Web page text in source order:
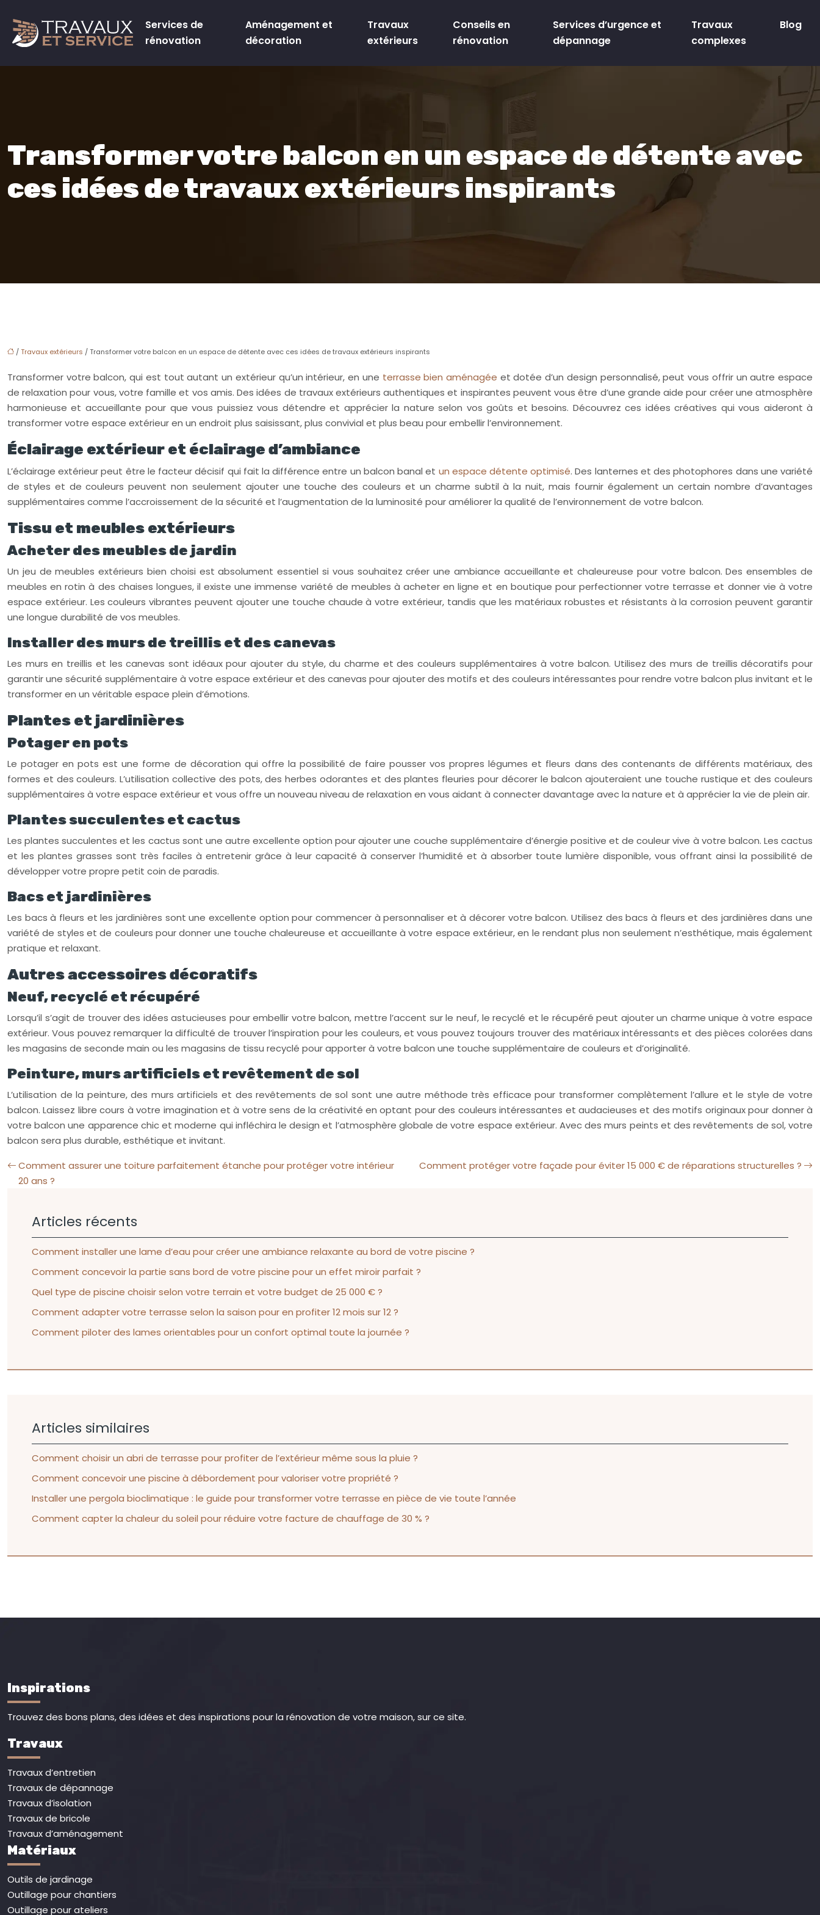
Services de
rénovation
Aménagement et
décoration
Travaux
extérieurs
Conseils en
rénovation
Services d’urgence et
dépannage
Travaux
complexes
Blog
Transformer votre balcon en un espace de détente avec
ces idées de travaux extérieurs inspirants
/Travaux extérieurs / Transformer votre balcon en un espace de détente avec ces idées de travaux extérieurs inspirants
Transformer votre balcon, qui est tout autant un extérieur qu’un intérieur, en une terrasse bien aménagée et dotée d’un design personnalisé, peut vous offrir un autre espace
de relaxation pour vous, votre famille et vos amis. Des idées de travaux extérieurs authentiques et inspirantes peuvent vous être d’une grande aide pour créer une atmosphère
harmonieuse et accueillante pour que vous puissiez vous détendre et apprécier la nature selon vos goûts et besoins. Découvrez ces idées créatives qui vous aideront à
transformer votre espace extérieur en un endroit plus saisissant, plus convivial et plus beau pour embellir l’environnement.
Éclairage extérieur et éclairage d’ambiance
L’éclairage extérieur peut être le facteur décisif qui fait la différence entre un balcon banal et un espace détente optimisé. Des lanternes et des photophores dans une variété
de styles et de couleurs peuvent non seulement ajouter une touche des couleurs et un charme subtil à la nuit, mais fournir également un certain nombre d’avantages
supplémentaires comme l’accroissement de la sécurité et l’augmentation de la luminosité pour améliorer la qualité de l’environnement de votre balcon.
Tissu et meubles extérieurs
Acheter des meubles de jardin
Un jeu de meubles extérieurs bien choisi est absolument essentiel si vous souhaitez créer une ambiance accueillante et chaleureuse pour votre balcon. Des ensembles de
meubles en rotin à des chaises longues, il existe une immense variété de meubles à acheter en ligne et en boutique pour perfectionner votre terrasse et donner vie à votre
espace extérieur. Les couleurs vibrantes peuvent ajouter une touche chaude à votre extérieur, tandis que les matériaux robustes et résistants à la corrosion peuvent garantir
une longue durabilité de vos meubles.
Installer des murs de treillis et des canevas
Les murs en treillis et les canevas sont idéaux pour ajouter du style, du charme et des couleurs supplémentaires à votre balcon. Utilisez des murs de treillis décoratifs pour
garantir une sécurité supplémentaire à votre espace extérieur et des canevas pour ajouter des motifs et des couleurs intéressantes pour rendre votre balcon plus invitant et le
transformer en un véritable espace plein d’émotions.
Plantes et jardinières
Potager en pots
Le potager en pots est une forme de décoration qui offre la possibilité de faire pousser vos propres légumes et fleurs dans des contenants de différents matériaux, des
formes et des couleurs. L’utilisation collective des pots, des herbes odorantes et des plantes fleuries pour décorer le balcon ajouteraient une touche rustique et des couleurs
supplémentaires à votre espace extérieur et vous offre un nouveau niveau de relaxation en vous aidant à connecter davantage avec la nature et à apprécier la vie de plein air.
Plantes succulentes et cactus
Les plantes succulentes et les cactus sont une autre excellente option pour ajouter une couche supplémentaire d’énergie positive et de couleur vive à votre balcon. Les cactus
et les plantes grasses sont très faciles à entretenir grâce à leur capacité à conserver l’humidité et à absorber toute lumière disponible, vous offrant ainsi la possibilité de
développer votre propre petit coin de paradis.
Bacs et jardinières
Les bacs à fleurs et les jardinières sont une excellente option pour commencer à personnaliser et à décorer votre balcon. Utilisez des bacs à fleurs et des jardinières dans une
variété de styles et de couleurs pour donner une touche chaleureuse et accueillante à votre espace extérieur, en le rendant plus non seulement n’esthétique, mais également
pratique et relaxant.
Autres accessoires décoratifs
Neuf, recyclé et récupéré
Lorsqu’il s’agit de trouver des idées astucieuses pour embellir votre balcon, mettre l’accent sur le neuf, le recyclé et le récupéré peut ajouter un charme unique à votre espace
extérieur. Vous pouvez remarquer la difficulté de trouver l’inspiration pour les couleurs, et vous pouvez toujours trouver des matériaux intéressants et des pièces colorées dans
les magasins de seconde main ou les magasins de tissu recyclé pour apporter à votre balcon une touche supplémentaire de couleurs et d’originalité.
Peinture, murs artificiels et revêtement de sol
L’utilisation de la peinture, des murs artificiels et des revêtements de sol sont une autre méthode très efficace pour transformer complètement l’allure et le style de votre
balcon. Laissez libre cours à votre imagination et à votre sens de la créativité en optant pour des couleurs intéressantes et audacieuses et des motifs originaux pour donner à
votre balcon une apparence chic et moderne qui infléchira le design et l’atmosphère globale de votre espace extérieur. Avec des murs peints et des revêtements de sol, votre
balcon sera plus durable, esthétique et invitant.
Comment assurer une toiture parfaitement étanche pour protéger votre intérieur
20 ans ?
Comment protéger votre façade pour éviter 15 000 € de réparations structurelles ?
Articles récents
Comment installer une lame d’eau pour créer une ambiance relaxante au bord de votre piscine ?
Comment concevoir la partie sans bord de votre piscine pour un effet miroir parfait ?
Quel type de piscine choisir selon votre terrain et votre budget de 25 000 € ?
Comment adapter votre terrasse selon la saison pour en profiter 12 mois sur 12 ?
Comment piloter des lames orientables pour un confort optimal toute la journée ?
Articles similaires
Comment choisir un abri de terrasse pour profiter de l’extérieur même sous la pluie ?
Comment concevoir une piscine à débordement pour valoriser votre propriété ?
Installer une pergola bioclimatique : le guide pour transformer votre terrasse en pièce de vie toute l’année
Comment capter la chaleur du soleil pour réduire votre facture de chauffage de 30 % ?
Inspirations
Trouvez des bons plans, des idées et des inspirations pour la rénovation de votre maison, sur ce site.
Travaux
Travaux d’entretien
Travaux de dépannage
Travaux d’isolation
Travaux de bricole
Travaux d’aménagement
Matériaux
Outils de jardinage
Outillage pour chantiers
Outillage pour ateliers